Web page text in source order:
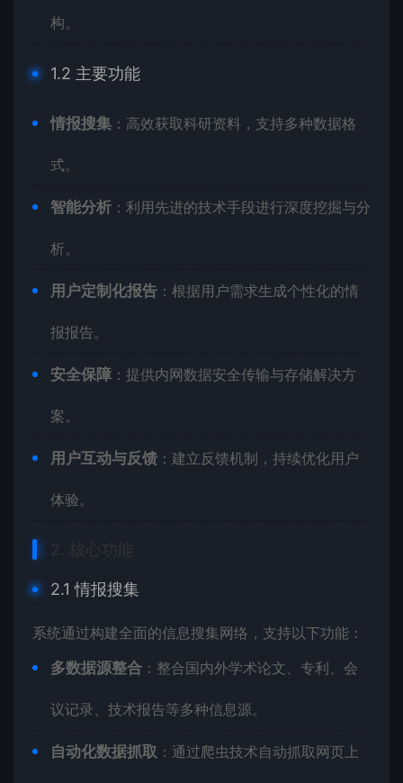
构。
1.2 主要功能
情报搜集 ：高效获取科研资料，支持多种数据格
式。
智能分析 ：利用先进的技术手段进行深度挖掘与分
析。
用户定制化报告 ：根据用户需求生成个性化的情
报报告。
安全保障 ：提供内网数据安全传输与存储解决方
案。
用户互动与反馈 ：建立反馈机制，持续优化用户
体验。
2. 核心功能
2.1 情报搜集
系统通过构建全面的信息搜集网络，支持以下功能：
多数据源整合 ：整合国内外学术论文、专利、会
议记录、技术报告等多种信息源。
自动化数据抓取 ：通过爬虫技术自动抓取网页上